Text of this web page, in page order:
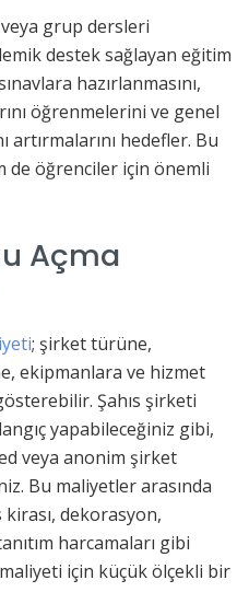
grup dersleri
destek sağlayan eğitim
hazırlanmasını,
öğrenmelerini ve genel
artırmalarını hedefler. Bu
öğrenciler için önemli
Açma
; şirket türüne,
ekipmanlara ve hizmet
Şahıs şirketi
yapabileceğiniz gibi,
veya anonim şirket
Bu maliyetler arasında
dekorasyon,
harcamaları gibi
için küçük ölçekli bir